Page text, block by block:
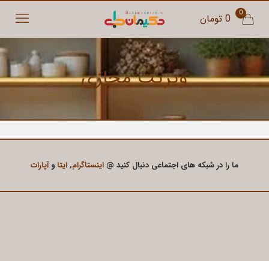
0 0 تومان
ویزیت مجازی
ما را در شبکه های اجتماعی دنبال کنید @ اینستاگرام,ایتاوآپارات